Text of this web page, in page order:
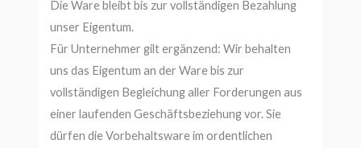
Die Ware bleibt bis zur vollständigen Bezahlung
unser Eigentum.
Für Unternehmer gilt ergänzend: Wir behalten
uns das Eigentum an der Ware bis zur
vollständigen Begleichung aller Forderungen aus
einer laufenden Geschäftsbeziehung vor. Sie
dürfen die Vorbehaltsware im ordentlichen